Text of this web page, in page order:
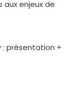
aux enjeux de
: présentation +